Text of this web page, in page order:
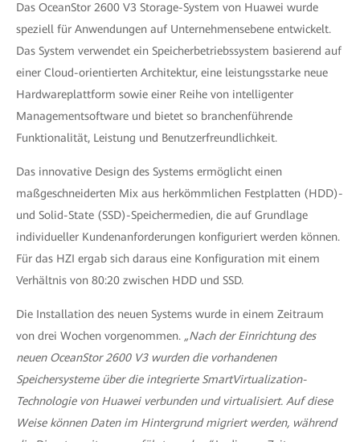
Das OceanStor 2600 V3 Storage-System von Huawei wurde
speziell für Anwendungen auf Unternehmensebene entwickelt.
Das System verwendet ein Speicherbetriebssystem basierend auf
einer Cloud-orientierten Architektur, eine leistungsstarke neue
Hardwareplattform sowie einer Reihe von intelligenter
Managementsoftware und bietet so branchenführende
Funktionalität, Leistung und Benutzerfreundlichkeit.
Das innovative Design des Systems ermöglicht einen
maßgeschneiderten Mix aus herkömmlichen Festplatten (HDD)-
und Solid-State (SSD)-Speichermedien, die auf Grundlage
individueller Kundenanforderungen konfiguriert werden können.
Für das HZI ergab sich daraus eine Konfiguration mit einem
Verhältnis von 80:20 zwischen HDD und SSD.
Die Installation des neuen Systems wurde in einem Zeitraum
von drei Wochen vorgenommen. „Nach der Einrichtung des
neuen OceanStor 2600 V3 wurden die vorhandenen
Speichersysteme über die integrierte SmartVirtualization-
Technologie von Huawei verbunden und virtualisiert. Auf diese
Weise können Daten im Hintergrund migriert werden, während